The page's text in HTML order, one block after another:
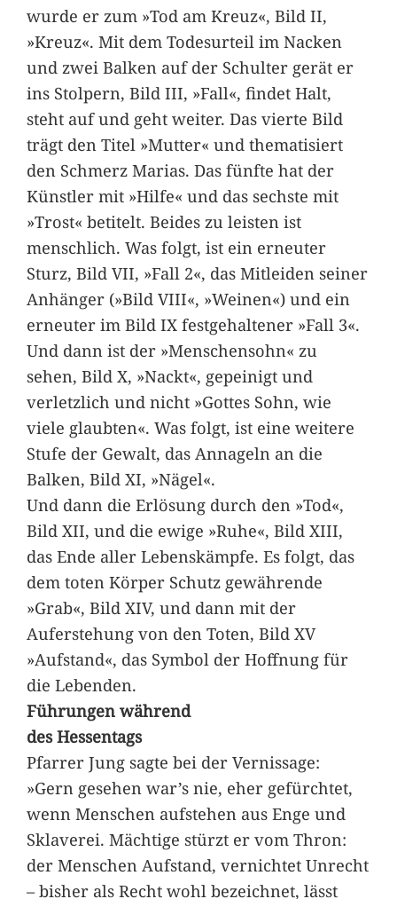
wurde er zum »Tod am Kreuz«, Bild II,
»Kreuz«. Mit dem Todesurteil im Nacken
und zwei Balken auf der Schulter gerät er
ins Stolpern, Bild III, »Fall«, findet Halt,
steht auf und geht weiter. Das vierte Bild
trägt den Titel »Mutter« und thematisiert
den Schmerz Marias. Das fünfte hat der
Künstler mit »Hilfe« und das sechste mit
»Trost« betitelt. Beides zu leisten ist
menschlich. Was folgt, ist ein erneuter
Sturz, Bild VII, »Fall 2«, das Mitleiden seiner
Anhänger (»Bild VIII«, »Weinen«) und ein
erneuter im Bild IX festgehaltener »Fall 3«.
Und dann ist der »Menschensohn« zu
sehen, Bild X, »Nackt«, gepeinigt und
verletzlich und nicht »Gottes Sohn, wie
viele glaubten«. Was folgt, ist eine weitere
Stufe der Gewalt, das Annageln an die
Balken, Bild XI, »Nägel«.
Und dann die Erlösung durch den »Tod«,
Bild XII, und die ewige »Ruhe«, Bild XIII,
das Ende aller Lebenskämpfe. Es folgt, das
dem toten Körper Schutz gewährende
»Grab«, Bild XIV, und dann mit der
Auferstehung von den Toten, Bild XV
»Aufstand«, das Symbol der Hoffnung für
die Lebenden.
Führungen während
des Hessentags
Pfarrer Jung sagte bei der Vernissage:
»Gern gesehen war’s nie, eher gefürchtet,
wenn Menschen aufstehen aus Enge und
Sklaverei. Mächtige stürzt er vom Thron:
der Menschen Aufstand, vernichtet Unrecht
– bisher als Recht wohl bezeichnet, lässt